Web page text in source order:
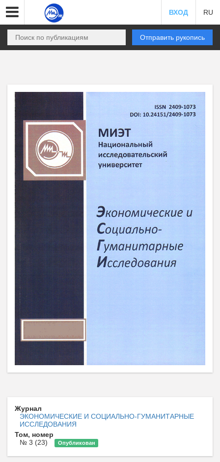
ВХОД RU
Отправить рукопись
Журнал
ЭКОНОМИЧЕСКИЕ И СОЦИАЛЬНО-ГУМАНИТАРНЫЕ
ИССЛЕДОВАНИЯ
Том, номер
№ 3 (23)
Опубликован